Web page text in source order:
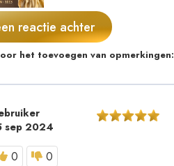
reactie achter
het toevoegen van opmerkingen:
sep 2024
0 0